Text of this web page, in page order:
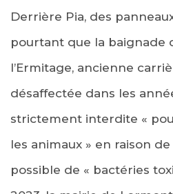
Derrière Pia, des
pourtant que la baignade
l’Ermitage, ancienne
désaffectée dans les
strictement interdite «
les animaux » en raison
possible de « bactéries